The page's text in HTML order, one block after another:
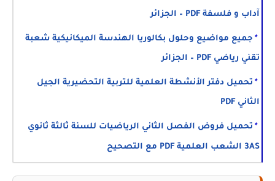
آداب و فلسفة PDF – الجزائر
جميع مواضيع وحلول بكالوريا الهندسة الميكانيكية شعبة
تقني رياضي PDF – الجزائر
تحميل دفتر الأنشطة العلمية للتربية التحضيرية الجيل
الثاني PDF
تحميل فروض الفصل الثاني الرياضيات للسنة ثالثة ثانوي
3AS الشعب العلمية PDF مع التصحيح